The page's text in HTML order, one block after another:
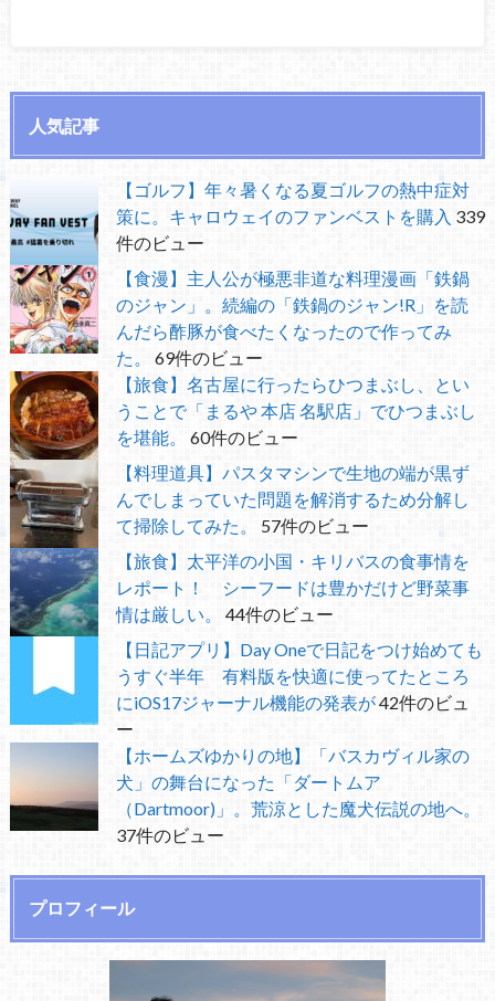
人気記事
【ゴルフ】年々暑くなる夏ゴルフの熱中症対
策に。キャロウェイのファンベストを購入 339
件のビュー
【食漫】主人公が極悪非道な料理漫画「鉄鍋
のジャン」。続編の「鉄鍋のジャン!R」を読
んだら酢豚が食べたくなったので作ってみ
た。
69件のビュー
【旅食】名古屋に行ったらひつまぶし、とい
うことで「まるや 本店 名駅店」でひつまぶし
を堪能。
60件のビュー
【料理道具】パスタマシンで生地の端が黒ず
んでしまっていた問題を解消するため分解し
て掃除してみた。
57件のビュー
【旅食】太平洋の小国・キリバスの食事情を
レポート！ シーフードは豊かだけど野菜事
情は厳しい。
44件のビュー
【日記アプリ】Day Oneで日記をつけ始めても
うすぐ半年 有料版を快適に使ってたところ
にiOS17ジャーナル機能の発表が42件のビュ
ー
【ホームズゆかりの地】「バスカヴィル家の
犬」の舞台になった「ダートムア
（Dartmoor)」。荒涼とした魔犬伝説の地へ。
37件のビュー
プロフィール